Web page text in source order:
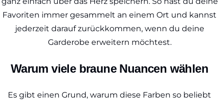
Favoriten immer gesammelt an einem Ort und kannst
jederzeit darauf zurückkommen, wenn du deine
Garderobe erweitern möchtest.
Warum viele braune Nuancen wählen
Es gibt einen Grund, warum diese Farben so beliebt